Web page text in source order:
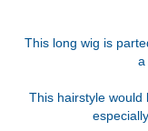
This long wig is
a
This hairstyle would